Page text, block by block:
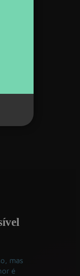
mas
é